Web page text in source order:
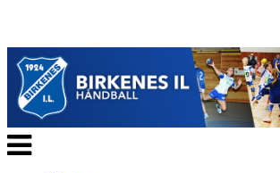
Veksle
navigasjon